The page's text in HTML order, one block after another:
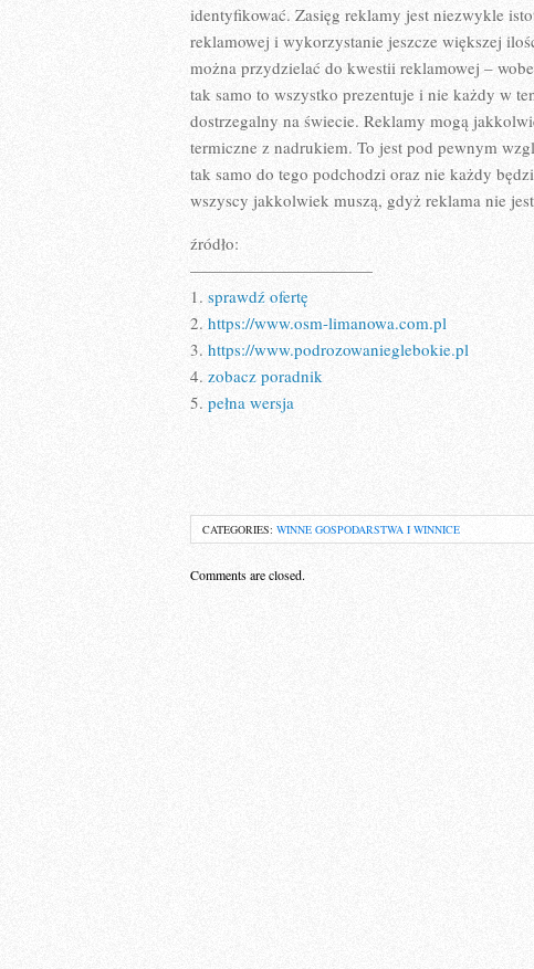
identyfikować. Zasięg reklamy jest niezwykle
reklamowej i wykorzystanie jeszcze większej
można przydzielać do kwestii reklamowej –
tak samo to wszystko prezentuje i nie każdy w
dostrzegalny na świecie. Reklamy mogą
termiczne z nadrukiem. To jest pod pewnym
tak samo do tego podchodzi oraz nie każdy
wszyscy jakkolwiek muszą, gdyż reklama nie
źródło:
———————————
1. sprawdź ofertę
2. https://www.osm-limanowa.com.pl
3. https://www.podrozowanieglebokie.pl
4. zobacz poradnik
5. pełna wersja
CATEGORIES: WINNE GOSPODARSTWA I WINNICE
Comments are closed.